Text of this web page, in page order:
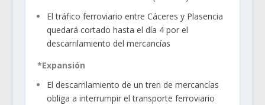
El tráfico ferroviario entre Cáceres y Plasencia
quedará cortado hasta el día 4 por el
descarrilamiento del mercancías
*Expansión
El descarrilamiento de un tren de mercancías
obliga a interrumpir el transporte ferroviario